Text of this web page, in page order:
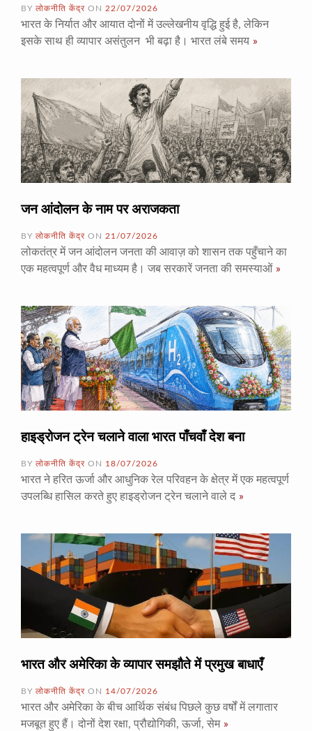
BY लोकनीति केंद्र ON 22/07/2026
भारत के निर्यात और आयात दोनों में उल्लेखनीय वृद्धि हुई है, लेकिन
इसके साथ ही व्यापार असंतुलन भी बढ़ा है। भारत लंबे समय »
जन आंदोलन के नाम पर अराजकता
BY लोकनीति केंद्र ON 21/07/2026
लोकतंत्र में जन आंदोलन जनता की आवाज़ को शासन तक पहुँचाने का
एक महत्वपूर्ण और वैध माध्यम है। जब सरकारें जनता की समस्याओं »
हाइड्रोजन ट्रेन चलाने वाला भारत पाँचवाँ देश बना
BY लोकनीति केंद्र ON 18/07/2026
भारत ने हरित ऊर्जा और आधुनिक रेल परिवहन के क्षेत्र में एक महत्वपूर्ण
उपलब्धि हासिल करते हुए हाइड्रोजन ट्रेन चलाने वाले द »
भारत और अमेरिका के व्यापार समझौते में प्रमुख बाधाएँ
BY लोकनीति केंद्र ON 14/07/2026
भारत और अमेरिका के बीच आर्थिक संबंध पिछले कुछ वर्षों में लगातार
मजबूत हुए हैं। दोनों देश रक्षा, प्रौद्योगिकी, ऊर्जा, सेम »